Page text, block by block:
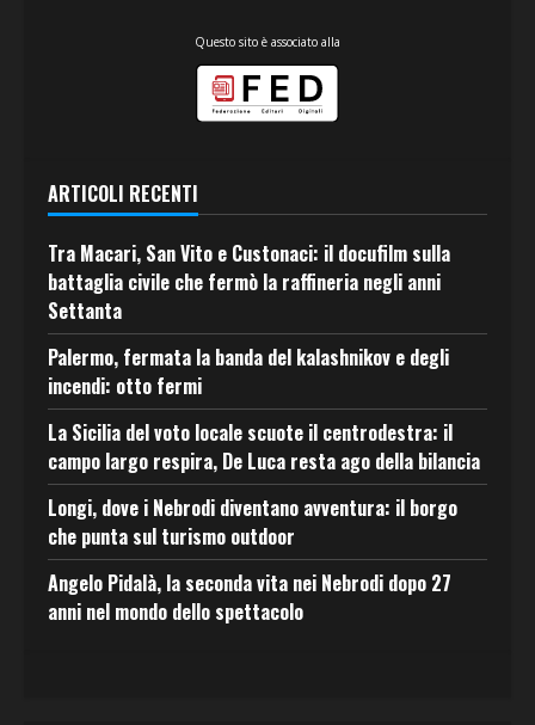
Questo sito è associato alla
ARTICOLI RECENTI
Tra Macari, San Vito e Custonaci: il docufilm sulla
battaglia civile che fermò la raffineria negli anni
Settanta
Palermo, fermata la banda del kalashnikov e degli
incendi: otto fermi
La Sicilia del voto locale scuote il centrodestra: il
campo largo respira, De Luca resta ago della bilancia
Longi, dove i Nebrodi diventano avventura: il borgo
che punta sul turismo outdoor
Angelo Pidalà, la seconda vita nei Nebrodi dopo 27
anni nel mondo dello spettacolo